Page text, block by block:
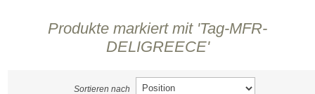
Produkte markiert mit 'Tag-MFR-
DELIGREECE'
Sortieren nach